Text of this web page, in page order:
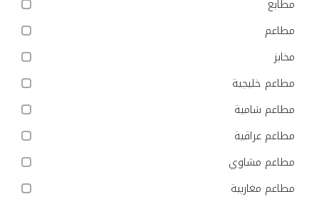
مطابع
مطاعم
مخابز
مطاعم خليجية
مطاعم شامية
مطاعم عراقية
مطاعم مشاوي
مطاعم مغاربية